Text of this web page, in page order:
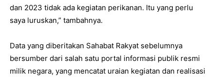
dan 2023 tidak ada kegiatan perikanan. Itu yang perlu
saya luruskan,” tambahnya.
‎Data yang diberitakan Sahabat Rakyat sebelumnya
bersumber dari salah satu portal informasi publik resmi
milik negara, yang mencatat uraian kegiatan dan realisasi